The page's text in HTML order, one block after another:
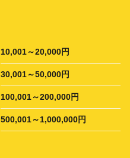
10,001～20,000円
30,001～50,000円
100,001～200,000円
500,001～1,000,000円